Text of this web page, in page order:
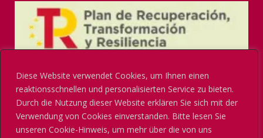
Diese Website verwendet Cookies, um Ihnen einen
reaktionsschnellen und personalisierten Service zu bieten.
Durch die Nutzung dieser Website erklären Sie sich mit der
Verwendung von Cookies einverstanden. Bitte lesen Sie
unseren Cookie-Hinweis, um mehr über die von uns